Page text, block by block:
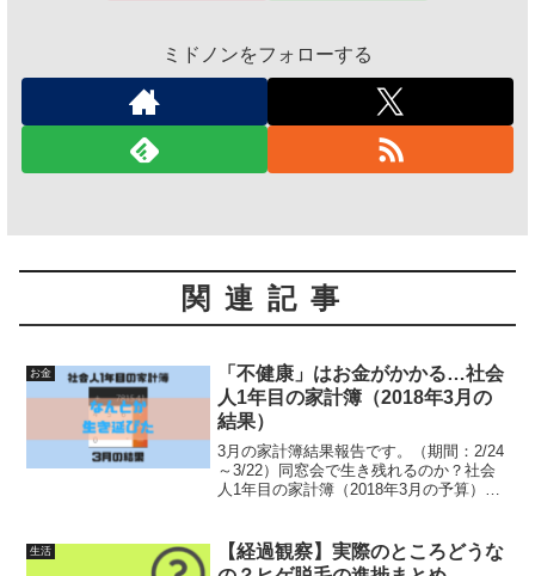
ミドノンをフォローする
関連記事
お金
「不健康」はお金がかかる…社会
人1年目の家計簿（2018年3月の
結果）
3月の家計簿結果報告です。（期間：2/24
～3/22）同窓会で生き残れるのか？社会
人1年目の家計簿（2018年3月の予算）
いて、社食などが二重カウントされ...
生活
【経過観察】実際のところどうな